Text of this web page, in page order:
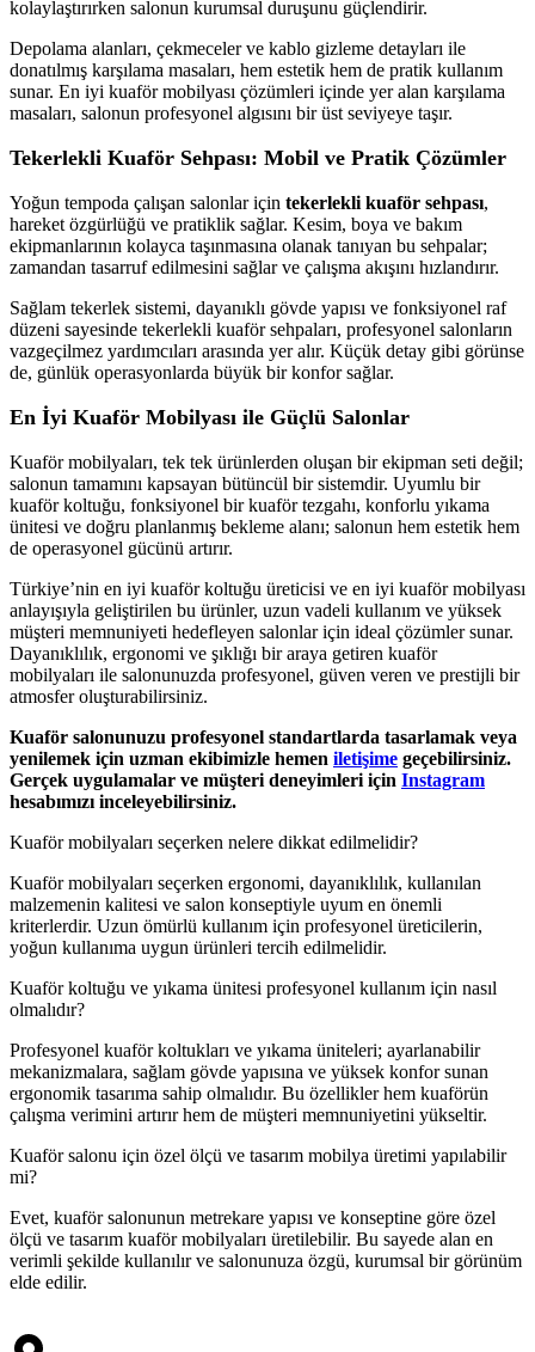
kolaylaştırırken salonun kurumsal duruşunu güçlendirir.
Depolama alanları, çekmeceler ve kablo gizleme detayları ile
donatılmış karşılama masaları, hem estetik hem de pratik kullanım
sunar. En iyi kuaför mobilyası çözümleri içinde yer alan karşılama
masaları, salonun profesyonel algısını bir üst seviyeye taşır.
Tekerlekli Kuaför Sehpası: Mobil ve Pratik Çözümler
Yoğun tempoda çalışan salonlar için tekerlekli kuaför sehpası,
hareket özgürlüğü ve pratiklik sağlar. Kesim, boya ve bakım
ekipmanlarının kolayca taşınmasına olanak tanıyan bu sehpalar;
zamandan tasarruf edilmesini sağlar ve çalışma akışını hızlandırır.
Sağlam tekerlek sistemi, dayanıklı gövde yapısı ve fonksiyonel raf
düzeni sayesinde tekerlekli kuaför sehpaları, profesyonel salonların
vazgeçilmez yardımcıları arasında yer alır. Küçük detay gibi görünse
de, günlük operasyonlarda büyük bir konfor sağlar.
En İyi Kuaför Mobilyası ile Güçlü Salonlar
Kuaför mobilyaları, tek tek ürünlerden oluşan bir ekipman seti değil;
salonun tamamını kapsayan bütüncül bir sistemdir. Uyumlu bir
kuaför koltuğu, fonksiyonel bir kuaför tezgahı, konforlu yıkama
ünitesi ve doğru planlanmış bekleme alanı; salonun hem estetik hem
de operasyonel gücünü artırır.
Türkiye’nin en iyi kuaför koltuğu üreticisi ve en iyi kuaför mobilyası
anlayışıyla geliştirilen bu ürünler, uzun vadeli kullanım ve yüksek
müşteri memnuniyeti hedefleyen salonlar için ideal çözümler sunar.
Dayanıklılık, ergonomi ve şıklığı bir araya getiren kuaför
mobilyaları ile salonunuzda profesyonel, güven veren ve prestijli bir
atmosfer oluşturabilirsiniz.
Kuaför salonunuzu profesyonel standartlarda tasarlamak veya
yenilemek için uzman ekibimizle hemen iletişime geçebilirsiniz.
Gerçek uygulamalar ve müşteri deneyimleri için Instagram
hesabımızı inceleyebilirsiniz.
Kuaför mobilyaları seçerken nelere dikkat edilmelidir?
Kuaför mobilyaları seçerken ergonomi, dayanıklılık, kullanılan
malzemenin kalitesi ve salon konseptiyle uyum en önemli
kriterlerdir. Uzun ömürlü kullanım için profesyonel üreticilerin,
yoğun kullanıma uygun ürünleri tercih edilmelidir.
Kuaför koltuğu ve yıkama ünitesi profesyonel kullanım için nasıl
olmalıdır?
Profesyonel kuaför koltukları ve yıkama üniteleri; ayarlanabilir
mekanizmalara, sağlam gövde yapısına ve yüksek konfor sunan
ergonomik tasarıma sahip olmalıdır. Bu özellikler hem kuaförün
çalışma verimini artırır hem de müşteri memnuniyetini yükseltir.
Kuaför salonu için özel ölçü ve tasarım mobilya üretimi yapılabilir
mi?
Evet, kuaför salonunun metrekare yapısı ve konseptine göre özel
ölçü ve tasarım kuaför mobilyaları üretilebilir. Bu sayede alan en
verimli şekilde kullanılır ve salonunuza özgü, kurumsal bir görünüm
elde edilir.